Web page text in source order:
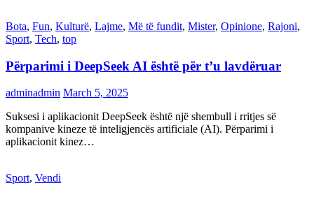
Bota, Fun, Kulturë, Lajme, Më të fundit, Mister, Opinione, Rajoni,
Sport, Tech, top
Përparimi i DeepSeek AI është për t’u lavdëruar
adminadmin March 5, 2025
Suksesi i aplikacionit DeepSeek është një shembull i rritjes së
kompanive kineze të inteligjencës artificiale (AI). Përparimi i
aplikacionit kinez…
Sport, Vendi